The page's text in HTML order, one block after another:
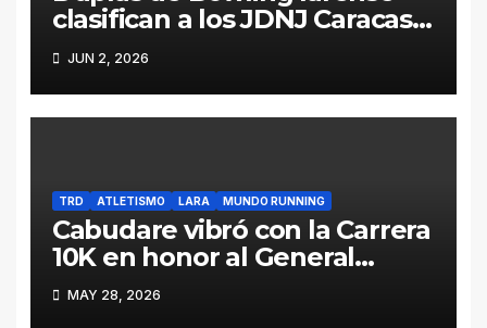
clasifican a los JDNJ Caracas
2026
JUN 2, 2026
TRD ATLETISMO LARA MUNDO RUNNING
Cabudare vibró con la Carrera
10K en honor al General
Jacinto Lara (Galería y
Resultados)
MAY 28, 2026